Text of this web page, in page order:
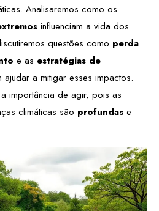
Analisaremos como os
influenciam a vida dos
questões como perda
e as estratégias de
ajudar a mitigar esses impactos.
importância de agir, pois as
climáticas são profundas e